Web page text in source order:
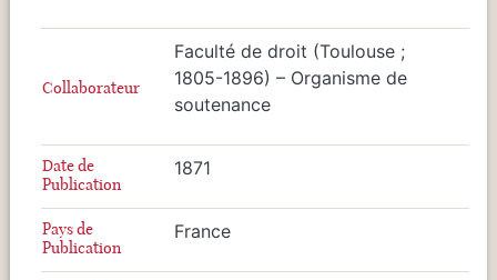
Collaborateur
Faculté de droit (Toulouse ;
1805-1896) – Organisme de
soutenance
Date de
Publication
1871
Pays de
Publication
France